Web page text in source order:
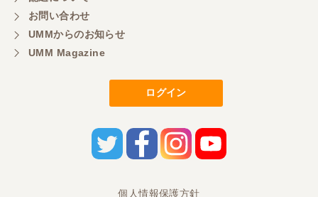
明るい方に担当していただき細かく説明して下さっ
てとても嬉しかったです。
担当さんの説明が丁寧で分かりやすく、急な要望に
も迅速に対応して頂き非常に助かりました。
三重県／
お問い合わせ
UMMからのお知らせ
UMM Magazine
ログイン
個人情報保護方針